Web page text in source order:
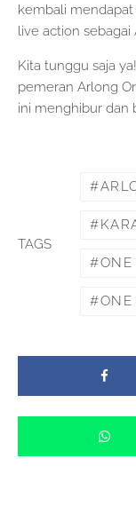
kembali
live action sebagai
Kita tunggu saja
pemeran Arlong
ini menghibur dan
TAGS
ONE